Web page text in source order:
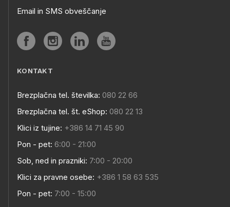
Email in SMS obveščanje
KONTAKT
Brezplačna tel. številka: 080 22 66
Brezplačna tel. št. eShop: 080 22 13
Klici iz tujine: +386 14 71 45 90
Pon - pet: 6:00 - 21:00
Sob, ned in prazniki: 7:00 - 20:00
Klici za pravne osebe: +386 1 58 63 535
Pon - pet: 7:00 - 15:00